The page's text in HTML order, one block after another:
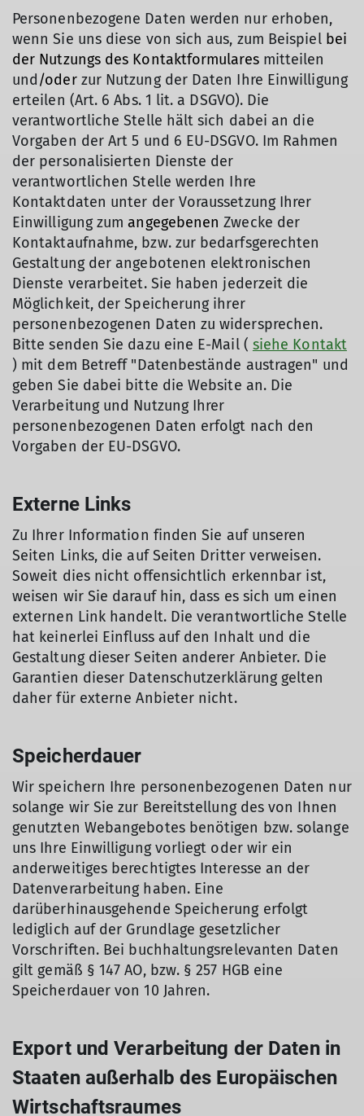
Personenbezogene Daten werden nur erhoben,
wenn Sie uns diese von sich aus, zum Beispiel bei
der Nutzungs des Kontaktformularesmitteilen
und/oderzur Nutzung der Daten Ihre Einwilligung
erteilen (Art. 6 Abs. 1 lit. a DSGVO). Die
verantwortliche Stelle hält sich dabei an die
Vorgaben der Art 5 und 6 EU-DSGVO. Im Rahmen
der personalisierten Dienste der
verantwortlichen Stelle werden Ihre
Kontaktdaten unter der Voraussetzung Ihrer
Einwilligung zum angegebenen Zwecke der
Kontaktaufnahme, bzw. zur bedarfsgerechten
Gestaltung der angebotenen elektronischen
Dienste verarbeitet. Sie haben jederzeit die
Möglichkeit, der Speicherung ihrer
personenbezogenen Daten zu widersprechen.
Bitte senden Sie dazu eine E-Mail ( siehe Kontakt
) mit dem Betreff "Datenbestände austragen" und
geben Sie dabei bitte die Website an. Die
Verarbeitung und Nutzung Ihrer
personenbezogenen Daten erfolgt nach den
Vorgaben der EU-DSGVO.
Externe Links
Zu Ihrer Information finden Sie auf unseren
Seiten Links, die auf Seiten Dritter verweisen.
Soweit dies nicht offensichtlich erkennbar ist,
weisen wir Sie darauf hin, dass es sich um einen
externen Link handelt. Die verantwortliche Stelle
hat keinerlei Einfluss auf den Inhalt und die
Gestaltung dieser Seiten anderer Anbieter. Die
Garantien dieser Datenschutzerklärung gelten
daher für externe Anbieter nicht.
Speicherdauer
Wir speichern Ihre personenbezogenen Daten nur
solange wir Sie zur Bereitstellung des von Ihnen
genutzten Webangebotes benötigen bzw. solange
uns Ihre Einwilligung vorliegt oder wir ein
anderweitiges berechtigtes Interesse an der
Datenverarbeitung haben. Eine
darüberhinausgehende Speicherung erfolgt
lediglich auf der Grundlage gesetzlicher
Vorschriften. Bei buchhaltungsrelevanten Daten
gilt gemäß § 147 AO, bzw. § 257 HGB eine
Speicherdauer von 10 Jahren.
Export und Verarbeitung der Daten in
Staaten außerhalb des Europäischen
Wirtschaftsraumes